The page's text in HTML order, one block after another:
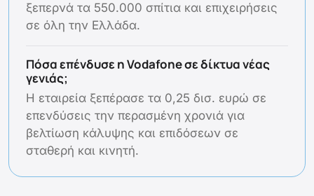
ξεπερνά τα 550.000 σπίτια και επιχειρήσεις
σε όλη την Ελλάδα.
Πόσα επένδυσε η Vodafone σε δίκτυα νέας
γενιάς;
Η εταιρεία ξεπέρασε τα 0,25 δισ. ευρώ σε
επενδύσεις την περασμένη χρονιά για
βελτίωση κάλυψης και επιδόσεων σε
σταθερή και κινητή.